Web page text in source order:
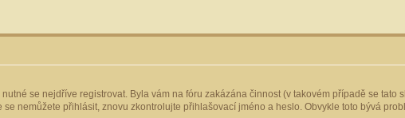
se nejdříve registrovat. Byla vám na fóru zakázána činnost (v takovém případě se
nemůžete přihlásit, znovu zkontrolujte přihlašovací jméno a heslo. Obvykle toto bývá